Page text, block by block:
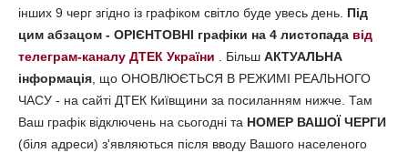
інших 9 черг згідно із графіком світло буде увесь день. Під
цим абзацом - ОРІЄНТОВНІ графіки на 4 листопада від
телеграм-каналу ДТЕК України . Більш АКТУАЛЬНА
інформація , що ОНОВЛЮЄТЬСЯ В РЕЖИМІ РЕАЛЬНОГО
ЧАСУ - на сайті ДТЕК Київщини за посиланням нижче. Там
Ваш графік відключень на сьогодні та НОМЕР ВАШОЇ ЧЕРГИ
(біля адреси) з'являються після вводу Вашого населеного